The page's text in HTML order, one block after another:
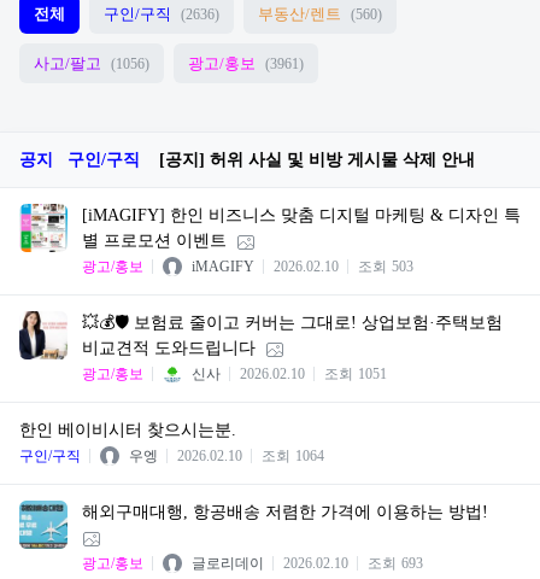
전체 구인/구직 (2636) 부동산/렌트 (560)
사고/팔고 (1056) 광고/홍보 (3961)
공지 구인/구직 [공지] 허위 사실 및 비방 게시물 삭제 안내
[iMAGIFY] 한인 비즈니스 맞춤 디지털 마케팅 & 디자인 특
별 프로모션 이벤트
광고/홍보 iMAGIFY 2026.02.10 조회 503
💥💰🛡️ 보험료 줄이고 커버는 그대로! 상업보험·주택보험
비교견적 도와드립니다
광고/홍보 신사 2026.02.10 조회 1051
한인 베이비시터 찾으시는분.
구인/구직 우엥 2026.02.10 조회 1064
해외구매대행, 항공배송 저렴한 가격에 이용하는 방법!
광고/홍보 글로리데이 2026.02.10 조회 693